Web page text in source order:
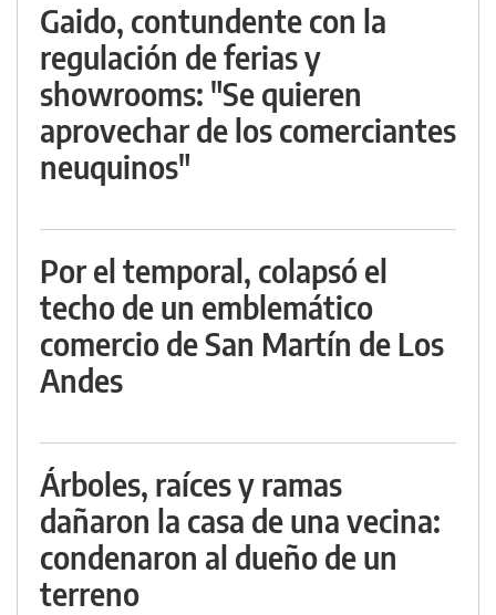
Gaido, contundente con la
regulación de ferias y
showrooms: "Se quieren
aprovechar de los comerciantes
neuquinos"
Por el temporal, colapsó el
techo de un emblemático
comercio de San Martín de Los
Andes
Árboles, raíces y ramas
dañaron la casa de una vecina:
condenaron al dueño de un
terreno